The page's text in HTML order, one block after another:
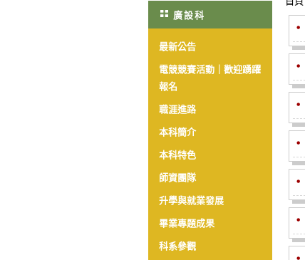
廣設科
最新公告
電競競賽活動｜歡迎踴躍
報名
職涯進路
本科簡介
本科特色
師資團隊
升學與就業發展
畢業專題成果
科系參觀